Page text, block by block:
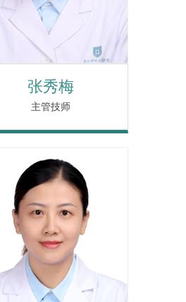
张秀梅
主管技师